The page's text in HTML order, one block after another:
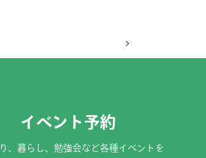
イベント予約
、暮らし、勉強会など各種イベントを